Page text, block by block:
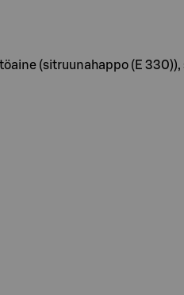
(sitruunahappo (E